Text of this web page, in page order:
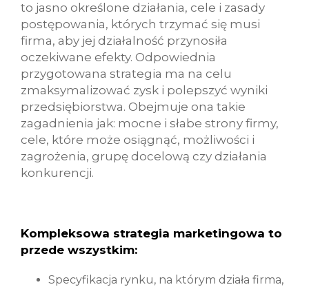
to jasno określone działania, cele i zasady
postępowania, których trzymać się musi
firma, aby jej działalność przynosiła
oczekiwane efekty. Odpowiednia
przygotowana strategia ma na celu
zmaksymalizować zysk i polepszyć wyniki
przedsiębiorstwa. Obejmuje ona takie
zagadnienia jak: mocne i słabe strony firmy,
cele, które może osiągnąć, możliwości i
zagrożenia, grupę docelową czy działania
konkurencji.
Kompleksowa strategia marketingowa to
przede wszystkim:
Specyfikacja rynku, na którym działa firma,